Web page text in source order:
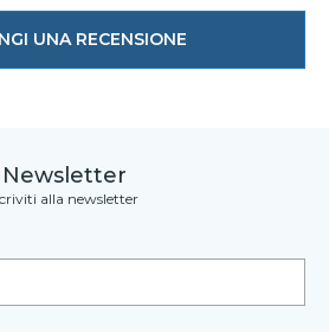
UNA RECENSIONE
Newsletter
alla newsletter